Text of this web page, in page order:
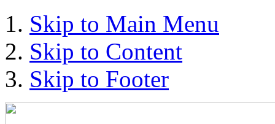
Skip to Main Menu
Skip to Content
Skip to Footer